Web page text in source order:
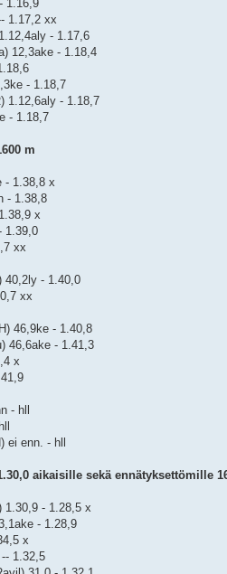
1.16,9
1.17,2 xx
- 1.17,6
12,3ake - 1.18,4
- 1.18,7
1.12,6aly - 1.18,7
- 1.18,7
m
- 1.38,8 x
- 1.38,8
x
1.39,0
xx
40,2ly - 1.40,0
xx
46,9ke - 1.40,8
46,6ake - 1.41,3
x
- hll
ei enn. - hll
aikaisille sekä ennätyksettömille
1.30,9 - 1.28,5 x
- 1.28,9
x
1.32,5